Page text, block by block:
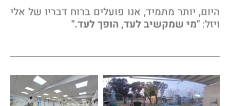
יותר מתמיד, אנו פועלים ברוח דבריו שלאלי
:"מי שמקשיב לעד, הופך לעד."